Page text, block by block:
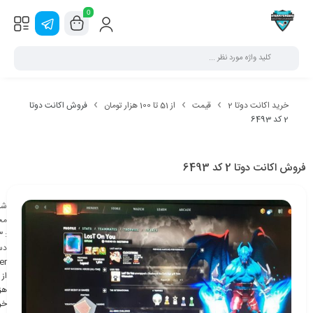
0
خرید اکانت دوتا 2 قیمت از 51 تا 100 هزار تومان
فروش اکانت دوتا
2 کد 6493
فروش اکانت دوتا 2 کد 6493
: